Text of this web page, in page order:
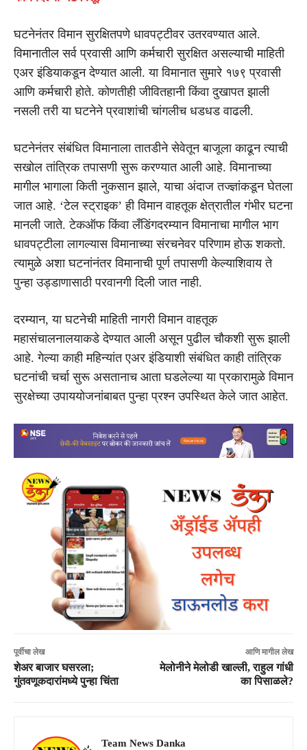
घटनेनंतर विमान सुरक्षितपणे धावपट्टीवर उतरवण्यात आले.
विमानातील सर्व प्रवासी आणि कर्मचारी सुरक्षित असल्याची माहिती
एअर इंडियाकडून देण्यात आली. या विमानात सुमारे १७९ प्रवासी
आणि कर्मचारी होते. कोणतीही जीवितहानी किंवा दुखापत झाली
नसली तरी या घटनेने प्रवाशांची चांगलीच धडधड वाढली.
घटनेनंतर संबंधित विमानाला तातडीने सेवेतून बाजूला काढून त्याची
सखोल तांत्रिक तपासणी सुरू करण्यात आली आहे. विमानाच्या
मागील भागाला किती नुकसान झाले, याचा अंदाज तज्ज्ञांकडून घेतला
जात आहे. ‘टेल स्ट्राइक’ ही विमान वाहतूक क्षेत्रातील गंभीर घटना
मानली जाते. टेकऑफ किंवा लँडिंगदरम्यान विमानाचा मागील भाग
धावपट्टीला लागल्यास विमानाच्या संरचनेवर परिणाम होऊ शकतो.
त्यामुळे अशा घटनांनंतर विमानाची पूर्ण तपासणी केल्याशिवाय ते
पुन्हा उड्डाणासाठी परवानगी दिली जात नाही.
दरम्यान, या घटनेची माहिती नागरी विमान वाहतूक
महासंचालनालयाकडे देण्यात आली असून पुढील चौकशी सुरू झाली
आहे. गेल्या काही महिन्यांत एअर इंडियाशी संबंधित काही तांत्रिक
घटनांची चर्चा सुरू असतानाच आता घडलेल्या या प्रकारामुळे विमान
सुरक्षेच्या उपाययोजनांबाबत पुन्हा प्रश्न उपस्थित केले जात आहेत.
पूर्वीचा लेख
शेअर बाजार घसरला;
गुंतवणूकदारांमध्ये पुन्हा चिंता
आणि मागील लेख
मेलोनीने मेलोडी खाल्ली, राहुल गांधी
का पिसाळले?
Team News Danka